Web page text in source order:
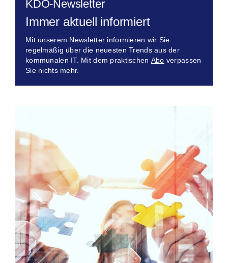
KDO-Newsletter
Immer aktuell informiert
Mit unserem Newsletter informieren wir Sie
regelmäßig über die neuesten Trends aus der
kommunalen IT. Mit dem praktischen Abo verpassen
Sie nichts mehr.